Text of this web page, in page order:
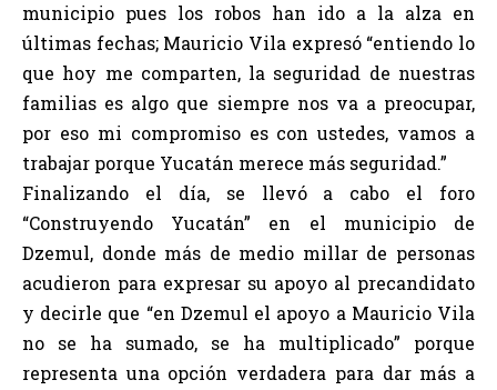
municipio pues los robos han ido a la alza en
últimas fechas; Mauricio Vila expresó “entiendo lo
que hoy me comparten, la seguridad de nuestras
familias es algo que siempre nos va a preocupar,
por eso mi compromiso es con ustedes, vamos a
trabajar porque Yucatán merece más seguridad.”
Finalizando el día, se llevó a cabo el foro
“Construyendo Yucatán” en el municipio de
Dzemul, donde más de medio millar de personas
acudieron para expresar su apoyo al precandidato
y decirle que “en Dzemul el apoyo a Mauricio Vila
no se ha sumado, se ha multiplicado” porque
representa una opción verdadera para dar más a